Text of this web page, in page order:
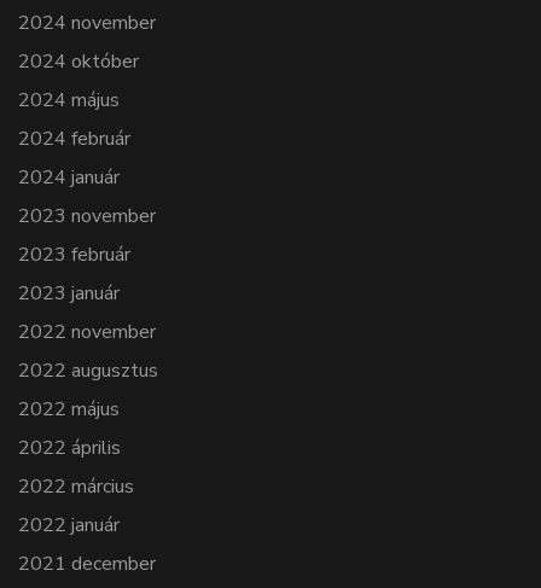
2024 november
2024 október
2024 május
2024 február
2024 január
2023 november
2023 február
2023 január
2022 november
2022 augusztus
2022 május
2022 április
2022 március
2022 január
2021 december